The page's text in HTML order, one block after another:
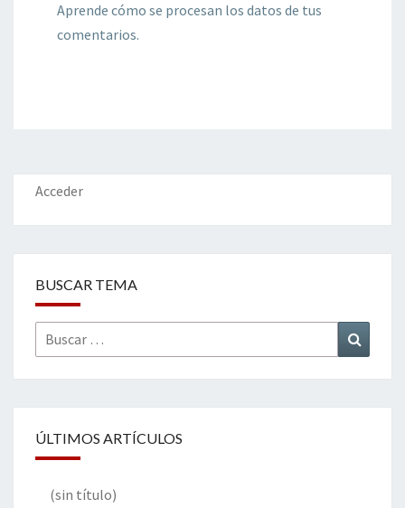
Aprende cómo se procesan los datos de tus
comentarios.
Acceder
BUSCAR TEMA
Buscar
por:
ÚLTIMOS ARTÍCULOS
(sin título)